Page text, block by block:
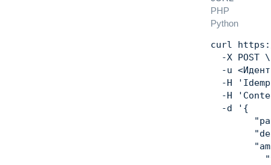
PHP
Python
curl
  -X POST
\
  -u
<
  -H
  -H
  -d
'{